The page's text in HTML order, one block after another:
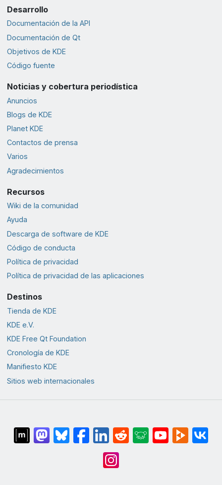
Desarrollo
Documentación de la API
Documentación de Qt
Objetivos de KDE
Código fuente
Noticias y cobertura periodística
Anuncios
Blogs de KDE
Planet KDE
Contactos de prensa
Varios
Agradecimientos
Recursos
Wiki de la comunidad
Ayuda
Descarga de software de KDE
Código de conducta
Política de privacidad
Política de privacidad de las aplicaciones
Destinos
Tienda de KDE
KDE e.V.
KDE Free Qt Foundation
Cronología de KDE
Manifiesto KDE
Sitios web internacionales